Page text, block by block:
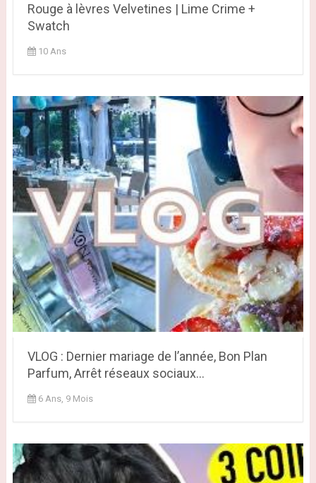
Rouge à lèvres Velvetines | Lime Crime +
Swatch
10 Ans
VLOG : Dernier mariage de l’année, Bon Plan
Parfum, Arrêt réseaux sociaux...
6 Ans, 9 Mois